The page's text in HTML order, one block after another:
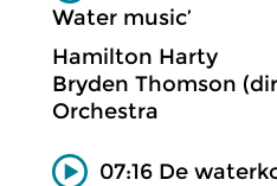
Water music’
Hamilton Harty
Bryden Thomson
Orchestra
07:16 De